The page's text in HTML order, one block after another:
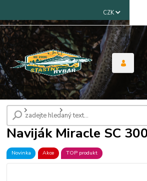
CZK
Úvod Navijáky Naviják Miracle SC 3000
Naviják Miracle SC
Novinka Akce TOP produkt